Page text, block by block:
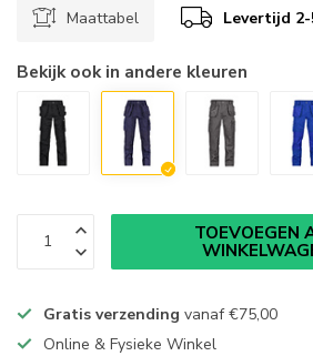
Maattabel Levertijd
Bekijk ook in andere kleuren
TOEVOEGEN
Gratis verzending vanaf€75,00
Online & Fysieke Winkel